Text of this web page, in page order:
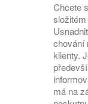
Chcete
chování
klienty.
má na